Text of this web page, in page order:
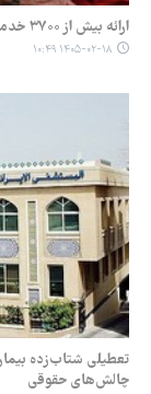
ارائه بیش از ۳۷۰۰ خدمت پزشکی به زائران ایرانی در مدینه
۱۴۰۵-۰۲-۱۸ ۱۰:۴۹
تعطیلی شتاب‌زده
چالش‌های حقوقی